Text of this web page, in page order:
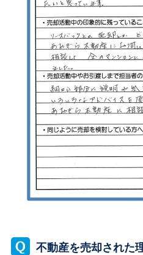
不動産を売却された